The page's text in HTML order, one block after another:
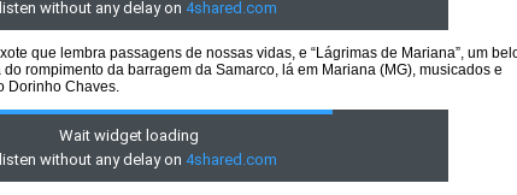
que lembra passagens de nossas vidas, e “Lágrimas de Mariana”, um
rompimento da barragem da Samarco, lá em Mariana (MG), musicados e
Dorinho Chaves.